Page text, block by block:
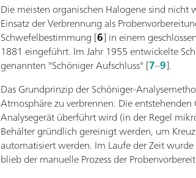
Die meisten organischen Halogene sind nicht
Einsatz der Verbrennung als
Schwefelbestimmung [6] in einem
1881 eingeführt. Im Jahr 1955 entwickelte
genannten "Schöniger Aufschluss" [7–9].
Das Grundprinzip der Schöniger-
Atmosphäre zu verbrennen. Die
Analysegerät überführt wird (in der Regel
Behälter gründlich gereinigt werden, um
automatisiert werden. Im Laufe der Zeit
blieb der manuelle Prozess der